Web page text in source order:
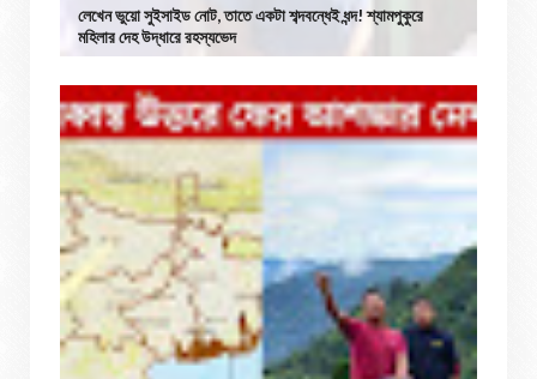
লেখেন ভুয়ো সুইসাইড নোট, তাতে একটা শব্দবন্ধেই ধন্দ! শ্যামপুকুরে
মহিলার দেহ উদ্ধারে রহস্যভেদ